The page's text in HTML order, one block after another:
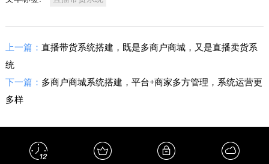
上一篇： 直播带货系统搭建，既是多商户商城，又是直播卖货系
统
下一篇： 多商户商城系统搭建，平台+商家多方管理，系统运营更
多样